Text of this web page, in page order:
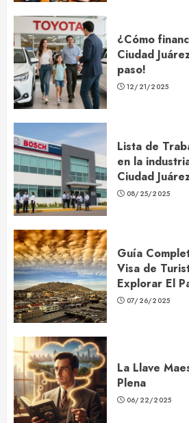
¿Cómo
Ciudad
paso!
12/21/2025
Lista de
en la
Ciudad
08/25/2025
Guía
Visa de
Explorar El
07/26/2025
La Llave
Plena
06/22/2025